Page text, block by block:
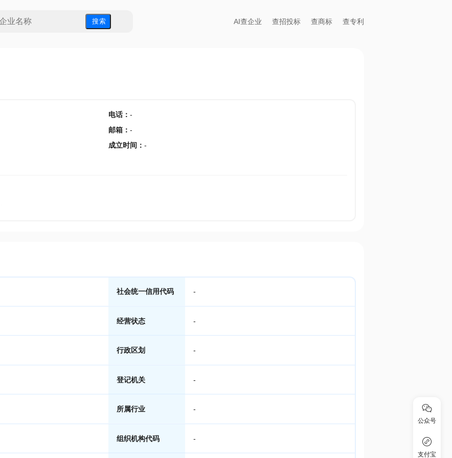
搜 索 AI查企业 查招投标 查商标 查专利
电话： -
邮箱 ： -
成立时间 ： -
社会统一信用代码 -
经营状态 -
行政区划 -
登记机关 -
所属行业 -
组织机构代码 -
公众号
支付宝